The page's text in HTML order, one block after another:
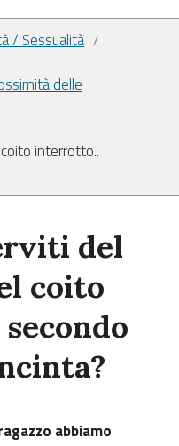
/ Sessualità /
delle
interrotto..
del
coito
abbiamo